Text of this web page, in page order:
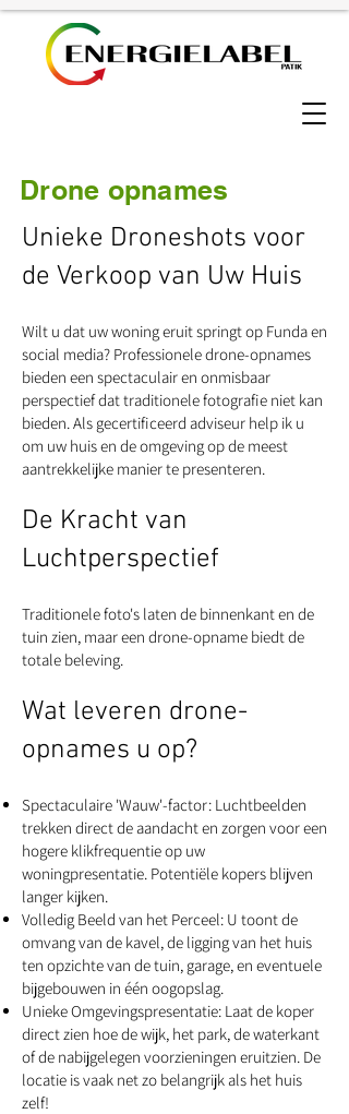
Drone opnames
Unieke Droneshots voor
de Verkoop van Uw Huis
Wilt u dat uw woning eruit springt op Funda en
social media? Professionele drone-opnames
bieden een spectaculair en onmisbaar
perspectief dat traditionele fotografie niet kan
bieden. Als gecertificeerd adviseur help ik u
om uw huis en de omgeving op de meest
aantrekkelijke manier te presenteren.
De Kracht van
Luchtperspectief
Traditionele foto's laten de binnenkant en de
tuin zien, maar een drone-opname biedt de
totale beleving.
Wat leveren drone-
opnames u op?
Spectaculaire 'Wauw'-factor: Luchtbeelden
trekken direct de aandacht en zorgen voor een
hogere klikfrequentie op uw
woningpresentatie. Potentiële kopers blijven
langer kijken.
Volledig Beeld van het Perceel: U toont de
omvang van de kavel, de ligging van het huis
ten opzichte van de tuin, garage, en eventuele
bijgebouwen in één oogopslag.
Unieke Omgevingspresentatie: Laat de koper
direct zien hoe de wijk, het park, de waterkant
of de nabijgelegen voorzieningen eruitzien. De
locatie is vaak net zo belangrijk als het huis
zelf!